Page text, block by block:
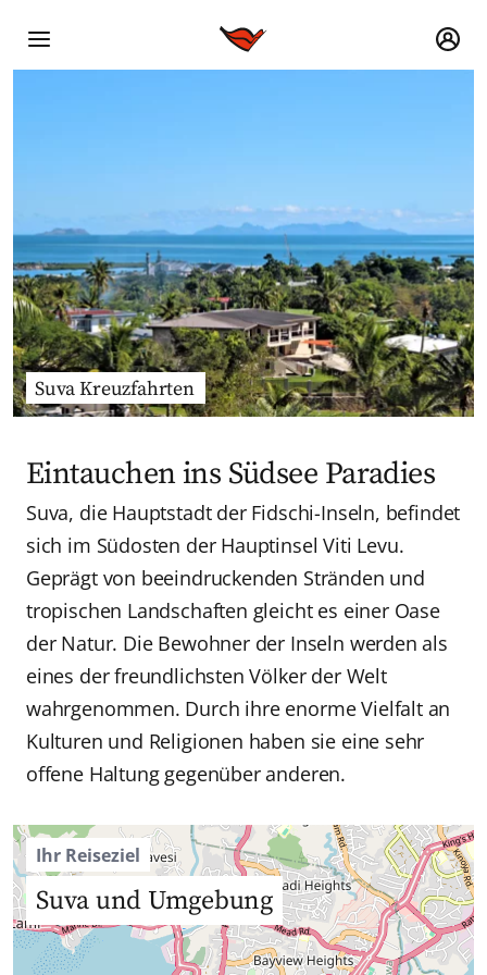
Suva Kreuzfahrten
Eintauchen ins Südsee Paradies
Suva, die Hauptstadt der Fidschi-Inseln, befindet
sich im Südosten der Hauptinsel Viti Levu.
Geprägt von beeindruckenden Stränden und
tropischen Landschaften gleicht es einer Oase
der Natur. Die Bewohner der Inseln werden als
eines der freundlichsten Völker der Welt
wahrgenommen. Durch ihre enorme Vielfalt an
Kulturen und Religionen haben sie eine sehr
offene Haltung gegenüber anderen.
Ihr Reiseziel
Suva und Umgebung